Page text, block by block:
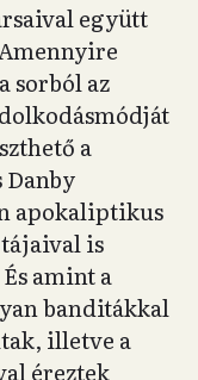
együtt
sorból az
a
apokaliptikus
is
amint a
banditákkal
illetve a
éreztek